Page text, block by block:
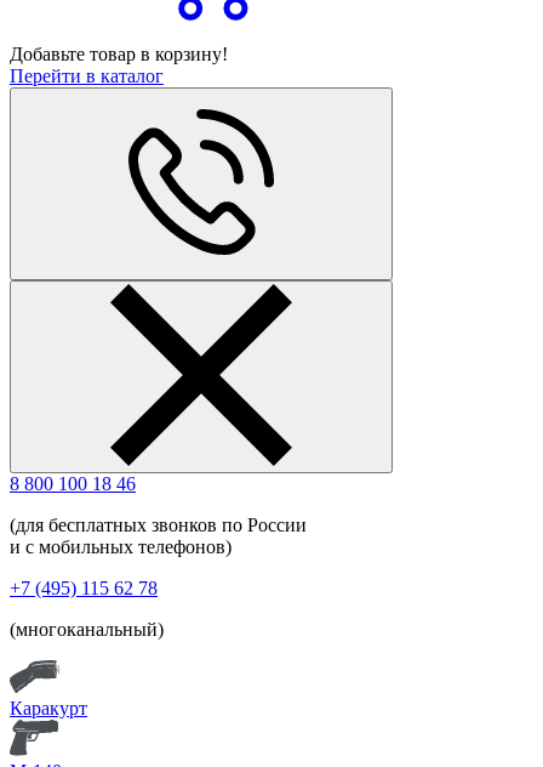
Добавьте товар в корзину!
Перейти в каталог
8 800 100 18 46
(для бесплатных звонков по России
и с мобильных телефонов)
+7 (495) 115 62 78
(многоканальный)
Каракурт